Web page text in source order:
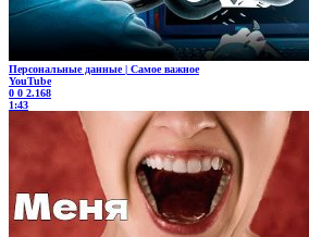
Персональные данные | Самое важное
YouTube
0 0 2.168
1:43